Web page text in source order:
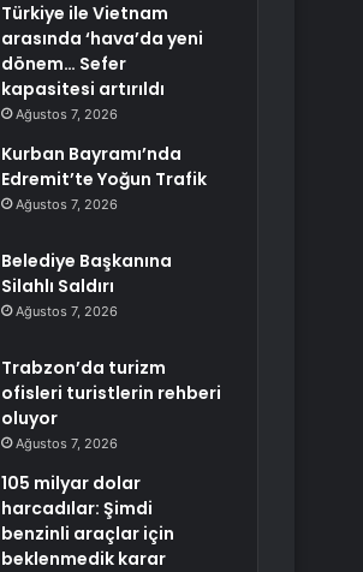
Türkiye ile Vietnam
arasında ‘hava’da yeni
dönem… Sefer
kapasitesi artırıldı
Ağustos 7, 2026
Kurban Bayramı’nda
Edremit’te Yoğun Trafik
Ağustos 7, 2026
Belediye Başkanına
Silahlı Saldırı
Ağustos 7, 2026
Trabzon’da turizm
ofisleri turistlerin rehberi
oluyor
Ağustos 7, 2026
105 milyar dolar
harcadılar: Şimdi
benzinli araçlar için
beklenmedik karar